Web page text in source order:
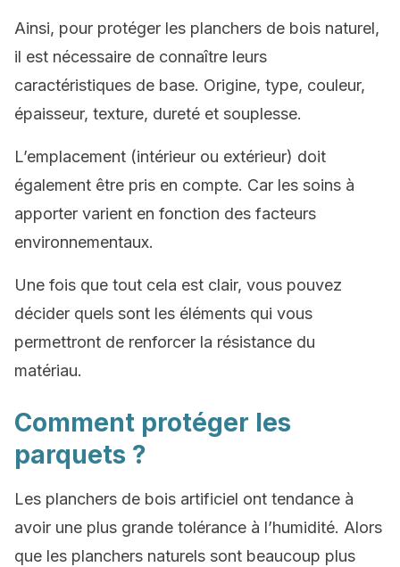
Ainsi, pour protéger les planchers de bois naturel,
il est nécessaire de connaître leurs
caractéristiques de base. Origine, type, couleur,
épaisseur, texture, dureté et souplesse.
L’emplacement (intérieur ou extérieur) doit
également être pris en compte. Car les soins à
apporter varient en fonction des facteurs
environnementaux.
Une fois que tout cela est clair, vous pouvez
décider quels sont les éléments qui vous
permettront de renforcer la résistance du
matériau.
Comment protéger les
parquets ?
Les planchers de bois artificiel ont tendance à
avoir une plus grande tolérance à l’humidité. Alors
que les planchers naturels sont beaucoup plus